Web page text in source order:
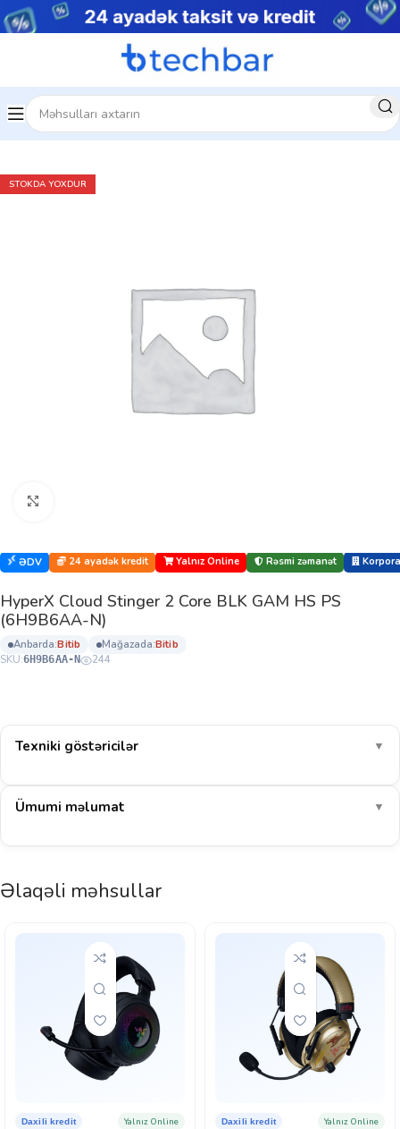
Kompüter Qulaqlıqları Hyperx Qulaqlıqlar
STOKDA YOXDUR
ƏDV 24 ayadək kredit Yalnız Online Rəsmi zəmanət
HyperX Cloud Stinger 2 Core BLK GAM HS PS
(6H9B6AA-N)
anbarda: bi̇ti̇b mağazada: bi̇ti̇b
SKU:6H9B6AA-N 244
Texniki göstəricilər ▼
Ümumi məlumat ▼
Əlaqəli məhsullar
Daxili kredit Yalnız Online Daxili kredit Yalnız Online